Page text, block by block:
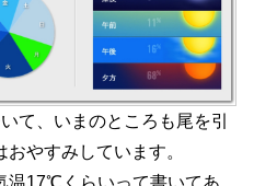
て、いまのところも尾を引
やすみしています。
温17℃くらいって書いてあ